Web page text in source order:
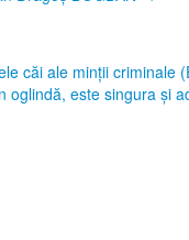
căi ale minții criminale
oglindă, este singura şi